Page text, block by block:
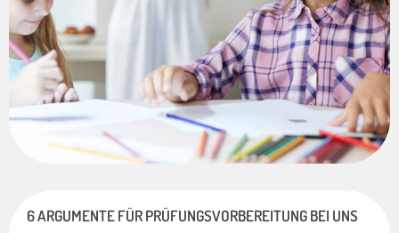
6 ARGUMENTE FÜR PRÜFUNGSVORBEREITUNG BEI UNS